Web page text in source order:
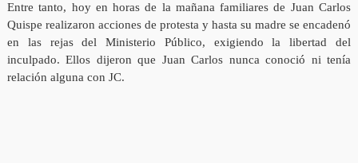
Entre tanto, hoy en horas de la mañana familiares de Juan Carlos
Quispe realizaron acciones de protesta y hasta su madre se encadenó
en las rejas del Ministerio Público, exigiendo la libertad del
inculpado. Ellos dijeron que Juan Carlos nunca conoció ni tenía
relación alguna con JC.